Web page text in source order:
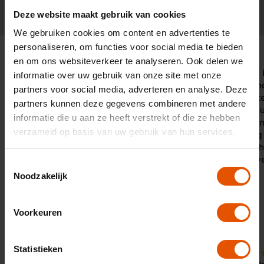
Deze website maakt gebruik van cookies
We gebruiken cookies om content en advertenties te
personaliseren, om functies voor social media te bieden
en om ons websiteverkeer te analyseren. Ook delen we
informatie over uw gebruik van onze site met onze
partners voor social media, adverteren en analyse. Deze
partners kunnen deze gegevens combineren met andere
informatie die u aan ze heeft verstrekt of die ze hebben
verzameld op basis van uw gebruik van hun services.
Noodzakelijk
Voorkeuren
Statistieken
"Met de Duurzame Adviseurs hebben
wij drie jaar geleden actief ingezet op
Onze adviseurs zijn door het hele
land actief en hebben allemaal hun
eigen wensen en behoeften. Een
goede partner die snel kan schakelen
hebben we gevonden in LeaseLinq.
adviezen. Dat scheelt ons veel tijd en
10 Door:
De Duurzame Adviseurs,
Ik kan geen
als
blijven
geschikte
past. De
en
Dwarshuis
naar mijn
10